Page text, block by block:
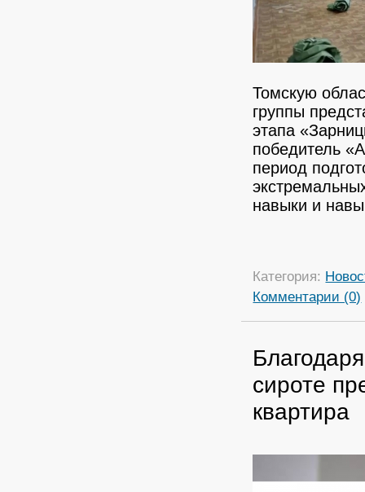
Томскую
группы
этапа
победитель
период
навыки и
Категория:
Комментарии (0)
сироте
квартира